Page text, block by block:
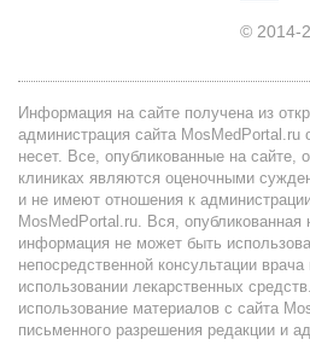
© 2014-
Информация на сайте получена из
администрация сайта MosMedPortal.ru
несет. Все, опубликованные на сайте,
клиниках являются оценочными
и не имеют отношения к
MosMedPortal.ru. Вся, опубликованная
информация не может быть
непосредственной консультации
использовании лекарственных
использование материалов с сайта
письменного разрешения редакции и